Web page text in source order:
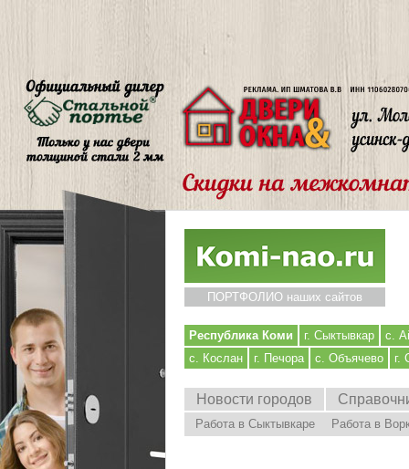
ПОРТФОЛИО наших сайтов
Республика Коми г. Сыктывкар
с.
с. Кослан
г. Печора с. Объячево г.
Новости городов
Работа в Сыктывкаре Работа в